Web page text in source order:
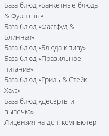
База блюд «Банкетные блюда
& Фуршеты»
База блюд «Фастфуд &
Блинная»
База блюд «Блюда к пиву»
База блюд «Правильное
питание»
База блюд «Гриль & Стейк
Хаус»
База блюд «Десерты и
выпечка»
Лицензия на доп. компьютер